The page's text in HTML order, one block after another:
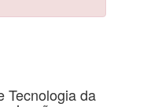
Tecnologia da